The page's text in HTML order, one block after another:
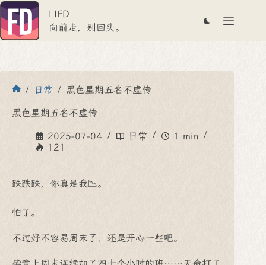
跳
至
内
容
LIFD
向前走，别回头。
页
/ 日常 / 黑色星期五名不虚传
黑色星期五名不虚传
2025-07-04 日常
1 min
121
跌跌跌，你真是我📉。
怕了。
不过好不容易周末了，还是开心一些吧。